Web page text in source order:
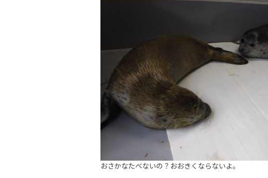
おさかなたべないの？おおきくならないよ。